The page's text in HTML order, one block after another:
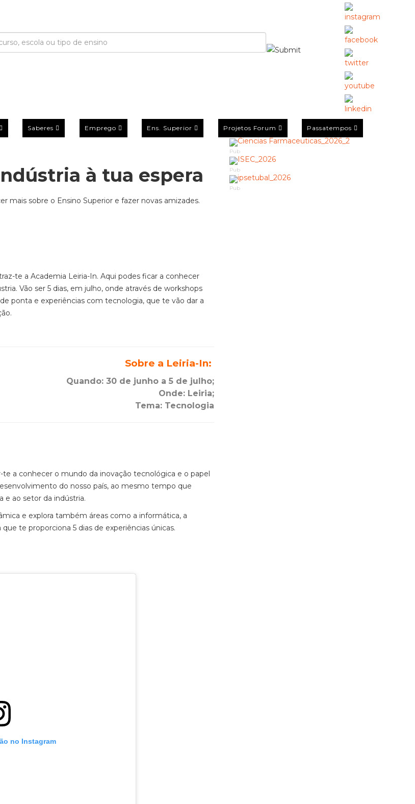
Saberes Emprego Ens. Superior Projetos Forum Passatempos
à tua espera
mais sobre o Ensino Superior e fazer novas amizades.
te a Academia Leiria-In. Aqui podes ficar a conhecer
Vão ser 5 dias, em julho, onde através de workshops
ponta e experiências com tecnologia, que te vão dar a
Sobre a Leiria-In:
Quando: 30 de junho a 5 de julho;
Onde: Leiria;
Tema: Tecnologia
a conhecer o mundo da inovação tecnológica e o papel
do nosso país, ao mesmo tempo que
e ao setor da indústria.
e explora também áreas como a informática, a
te proporciona 5 dias de experiências únicas.
no Instagram
Pub
Pub
Pub